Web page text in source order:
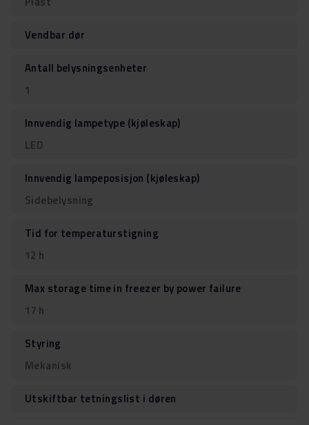
Vendbar dør
Antall belysningsenheter
1
Innvendig lampetype (kjøleskap)
LED
Innvendig lampeposisjon (kjøleskap)
Sidebelysning
Tid for temperaturstigning
12 h
Max storage time in freezer by power failure
17 h
Styring
Mekanisk
Utskiftbar tetningslist i døren